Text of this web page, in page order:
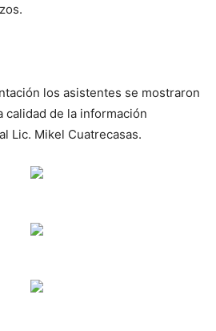
los asistentes se mostraron
calidad de la información
Lic. Mikel Cuatrecasas.